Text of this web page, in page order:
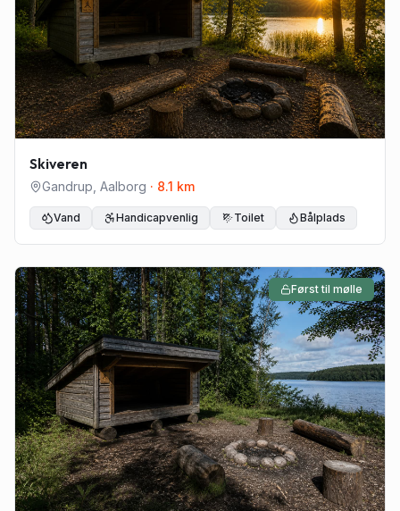
Skiveren
Gandrup Aalborg · 8.1 km
Vand Handicapvenlig Toilet Bålplads
Først til mølle